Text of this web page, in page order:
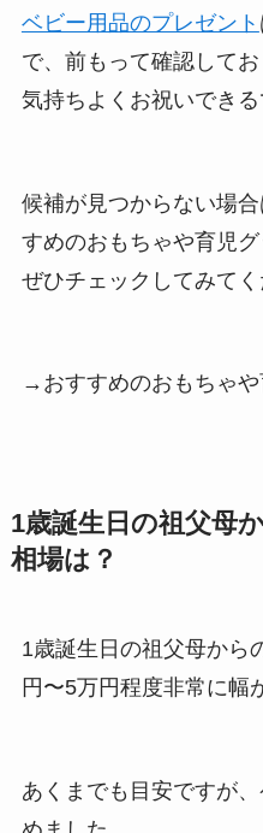
ベビー用品のプレゼント
で、前もって確認して
気持ちよくお祝いできる
候補が見つからない場
すめのおもちゃや育児
ぜひチェックしてみてく
→おすすめのおもちゃ
1歳誕生日の祖父母
相場は？
1歳誕生日の祖父母から
円〜5万円程度非常に幅
あくまでも目安ですが